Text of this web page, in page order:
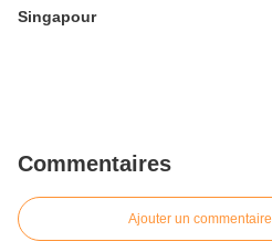
Singapour
Commentaires
Ajouter un commentaire